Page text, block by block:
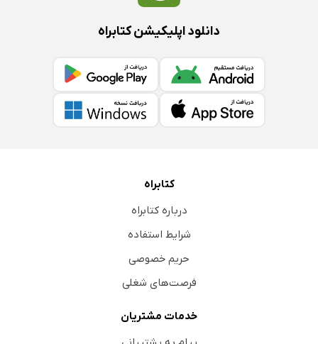
دانلود اپلیکیشن کتابراه
کتابراه
درباره کتابراه
شرایط استفاده
حریم خصوصی
فرصت‌های شغلی
خدمات مشتریان